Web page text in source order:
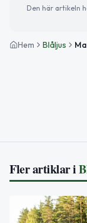
Den här artikeln
Hem Blåljus
Fler artiklar i